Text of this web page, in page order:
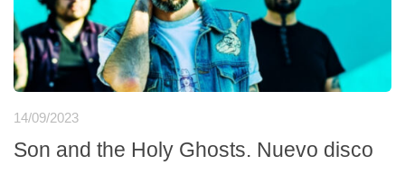
14/09/2023
Son and the Holy Ghosts. Nuevo disco